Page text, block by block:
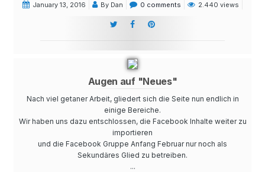
January 13, 2016 By Dan 0 comments 2.440 views
Augen auf "Neues"
Nach viel getaner Arbeit, gliedert sich die Seite nun endlich in
einige Bereiche.
Wir haben uns dazu entschlossen, die Facebook Inhalte weiter zu
importieren
und die Facebook Gruppe Anfang Februar nur noch als
Sekundäres Glied zu betreiben.
...